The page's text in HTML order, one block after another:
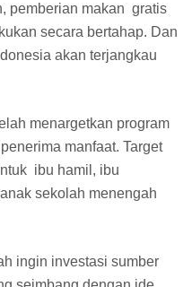
pemberian makan gratis
secara bertahap. Dan
akan terjangkau
menargetkan program
manfaat. Target
ibu hamil, ibu
sekolah menengah
ingin investasi sumber